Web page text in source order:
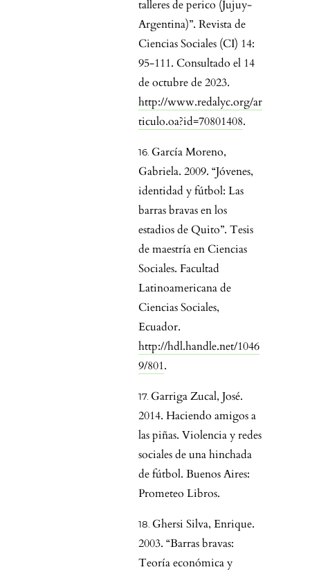
talleres de perico (Jujuy-
Argentina)”. Revista de
Ciencias Sociales (CI) 14:
95-111. Consultado el 14
de octubre de 2023.
http://www.redalyc.org/ar
ticulo.oa?id=70801408.
García Moreno,
Gabriela. 2009. “Jóvenes,
identidad y fútbol: Las
barras bravas en los
estadios de Quito”. Tesis
de maestría en Ciencias
Sociales. Facultad
Latinoamericana de
Ciencias Sociales,
Ecuador.
http://hdl.handle.net/1046
9/801.
Garriga Zucal, José.
2014. Haciendo amigos a
las piñas. Violencia y redes
sociales de una hinchada
de fútbol. Buenos Aires:
Prometeo Libros.
Ghersi Silva, Enrique.
2003. “Barras bravas:
Teoría económica y